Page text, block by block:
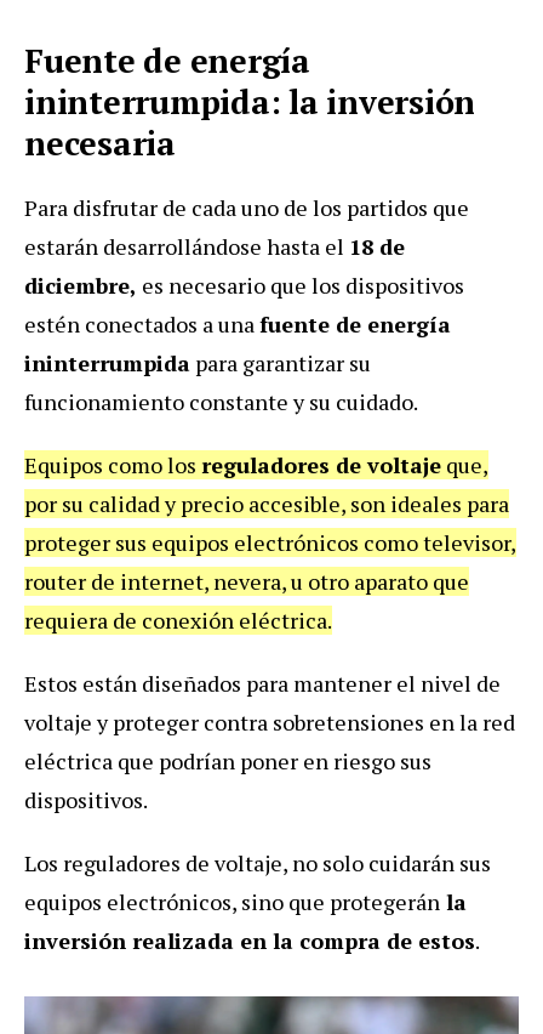
Fuente de energía
ininterrumpida: la inversión
necesaria
Para disfrutar de cada uno de los partidos que
estarán desarrollándose hasta el 18 de
diciembre, es necesario que los dispositivos
estén conectados a unafuente de energía
ininterrumpida para garantizar su
funcionamiento constante y su cuidado.
Equipos como los reguladores de voltaje que,
por su calidad y precio accesible, son ideales para
proteger sus equipos electrónicos como televisor,
router de internet, nevera, u otro aparato que
requiera de conexión eléctrica.
Estos están diseñados para mantener el nivel de
voltaje y proteger contra sobretensiones en la red
eléctrica que podrían poner en riesgo sus
dispositivos.
Los reguladores de voltaje, no solo cuidarán sus
equipos electrónicos, sino que protegerán la
inversión realizada en la compra de estos.